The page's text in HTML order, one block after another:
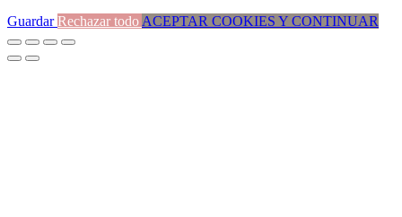
GuardarRechazar todoACEPTAR COOKIES Y CONTINUAR